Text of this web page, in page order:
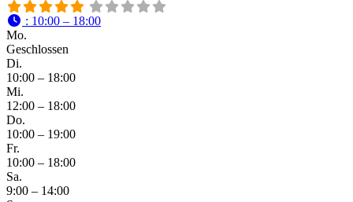
: 10:00 – 18:00
Mo.
Geschlossen
Di.
10:00 – 18:00
Mi.
12:00 – 18:00
Do.
10:00 – 19:00
Fr.
10:00 – 18:00
Sa.
9:00 – 14:00